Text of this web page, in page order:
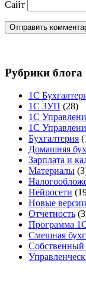
Сайт
Рубрики блога
1С
1С ЗУП (28)
1С
1С
Бухгалтерия
Домашняя
Зарплата и
Материалы
Нейросети
Новые
Отчетность
Программа
Смешная
Собственный